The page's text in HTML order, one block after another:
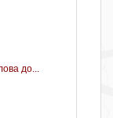
до...